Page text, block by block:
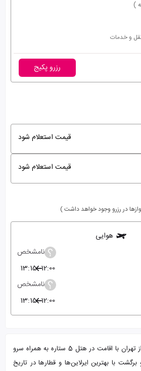
)
و خدمات
رزرو پکیج
قیمت استعلام شود
قیمت استعلام شود
در رزرو وجود خواهد داشت )
هوایی
نامشخص
12:00
13:15
نامشخص
12:00
13:15
تور اصفهان هتل چهار باغ از تهران با اقامت در هتل 5 ستاره به همراه سرو
با بهترین ایرلاین‌ها و قطارها در تاریخ